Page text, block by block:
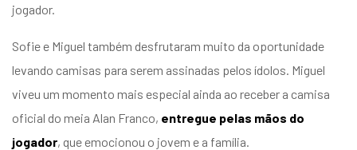
jogador.
Sofie e Miguel também desfrutaram muito da oportunidade
levando camisas para serem assinadas pelos ídolos. Miguel
viveu um momento mais especial ainda ao receber a camisa
oficial do meia Alan Franco, entregue pelas mãos do
jogador, que emocionou o jovem e a família.